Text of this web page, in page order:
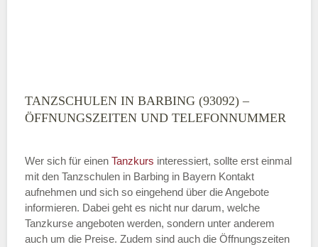
TANZSCHULEN IN BARBING (93092) –
ÖFFNUNGSZEITEN UND TELEFONNUMMER
Wer sich für einen Tanzkurs interessiert, sollte erst einmal
mit den Tanzschulen in Barbing in Bayern Kontakt
aufnehmen und sich so eingehend über die Angebote
informieren. Dabei geht es nicht nur darum, welche
Tanzkurse angeboten werden, sondern unter anderem
auch um die Preise. Zudem sind auch die Öffnungszeiten